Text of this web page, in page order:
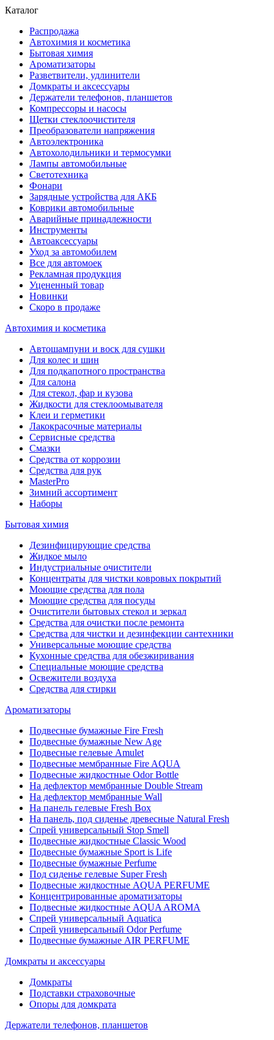
Каталог
Распродажа
Автохимия и косметика
Бытовая химия
Ароматизаторы
Разветвители, удлинители
Домкраты и аксессуары
Держатели телефонов, планшетов
Компрессоры и насосы
Щетки стеклоочистителя
Преобразователи напряжения
Автоэлектроника
Автохолодильники и термосумки
Лампы автомобильные
Светотехника
Фонари
Зарядные устройства для АКБ
Коврики автомобильные
Аварийные принадлежности
Инструменты
Автоаксессуары
Уход за автомобилем
Все для автомоек
Рекламная продукция
Уцененный товар
Новинки
Скоро в продаже
Автохимия и косметика
Автошампуни и воск для сушки
Для колес и шин
Для подкапотного пространства
Для салона
Для стекол, фар и кузова
Жидкости для стеклоомывателя
Клеи и герметики
Лакокрасочные материалы
Сервисные средства
Смазки
Средства от коррозии
Средства для рук
MasterPro
Зимний ассортимент
Наборы
Бытовая химия
Дезинфицирующие средства
Жидкое мыло
Индустриальные очистители
Концентраты для чистки ковровых покрытий
Моющие средства для пола
Моющие средства для посуды
Очистители бытовых стекол и зеркал
Средства для очистки после ремонта
Средства для чистки и дезинфекции сантехники
Универсальные моющие средства
Кухонные средства для обезжиривания
Специальные моющие средства
Освежители воздуха
Средства для стирки
Ароматизаторы
Подвесные бумажные Fire Fresh
Подвесные бумажные New Age
Подвесные гелевые Amulet
Подвесные мембранные Fire AQUA
Подвесные жидкостные Odor Bottle
На дефлектор мембранные Double Stream
На дефлектор мембранные Wall
На панель гелевые Fresh Box
На панель, под сиденье древесные Natural Fresh
Спрей универсальный Stop Smell
Подвесные жидкостные Classic Wood
Подвесные бумажные Sport is Life
Подвесные бумажные Perfume
Под сиденье гелевые Super Fresh
Подвесные жидкостные AQUA PERFUME
Концентрированные ароматизаторы
Подвесные жидкостные AQUA AROMA
Спрей универсальный Aquatica
Спрей универсальный Odor Perfume
Подвесные бумажные AIR PERFUME
Домкраты и аксессуары
Домкраты
Подставки страховочные
Опоры для домкрата
Держатели телефонов, планшетов